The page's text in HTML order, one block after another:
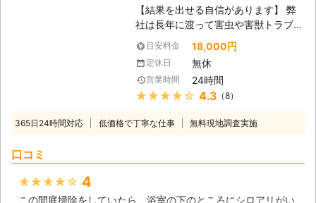
見積りを行い、スタッフがしっかりと
詳細をご説明いたします。できる限り
リーズナブルな施工方法をご提案させ
ていただきますので、それらの内容に
ご納得いただいてから安心してご依頼
いただけます。
2016年12月22日【結果を出せる自信があります】 弊
社は長年に渡って害虫や害獣トラブル
を解決してきた実績がございます！シ
ロアリについての知識はもちろんです
が、薬剤に対する知識も豊富に持ち合
わせておりますので、安心してお任せ
頂けます。シロアリ駆除の方法は様々
ことでシロアリを一網打尽にすること
目安料金 18,000円
定休日 無休
営業時間 24時間
★★★★★ 4.3 （8）
365日24時間対応 低価格で丁寧な仕事 無料現地調査実施
口コミ
★★★★★ 4
この間庭掃除をしていたら、浴室の下のところにシロアリがい